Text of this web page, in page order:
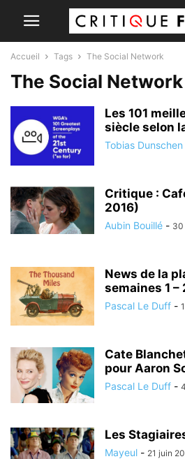
Accueil Tags The Social Network
The Social Network
Les 101
siècle selon
Tobias Dunschen
Critique :
2016)
Aubin Bouillé - 30
News de la
semaines 1 –
Pascal Le Duff -
Cate
pour Aaron
Pascal Le Duff -
Les
Mayeul - 21 juin